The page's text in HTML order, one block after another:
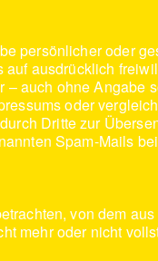
persönlicher oder
ausdrücklich
auch ohne Angabe
oder
Dritte zur
Spam-Mails
von dem
mehr oder nicht